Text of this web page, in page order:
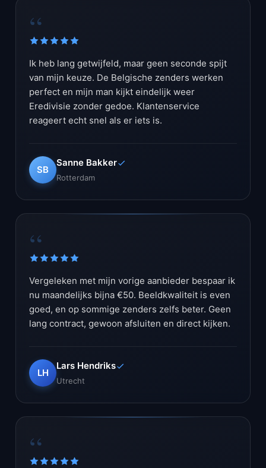
“
Ik heb lang getwijfeld, maar geen seconde spijt
van mijn keuze. De Belgische zenders werken
perfect en mijn man kijkt eindelijk weer
Eredivisie zonder gedoe. Klantenservice
reageert echt snel als er iets is.
SB
Sanne Bakker
Rotterdam
“
Vergeleken met mijn vorige aanbieder bespaar ik
nu maandelijks bijna €50. Beeldkwaliteit is even
goed, en op sommige zenders zelfs beter. Geen
lang contract, gewoon afsluiten en direct kijken.
LH
Lars Hendriks
Utrecht
“